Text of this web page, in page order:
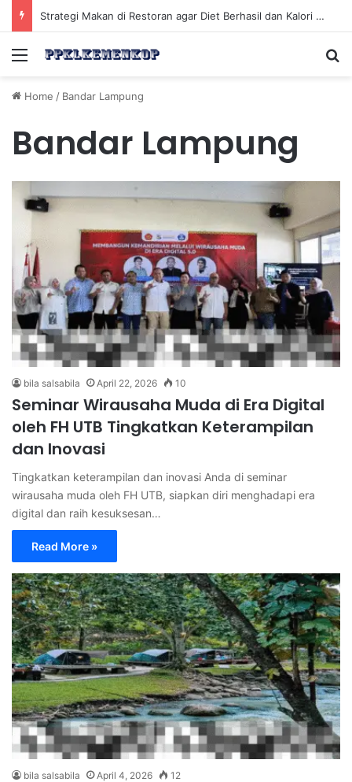
Strategi Makan di Restoran agar Diet Berhasil dan Kalori Tetap Terkontrol
Menu
Home / Bandar Lampung
Bandar Lampung
bila salsabila April 22, 2026 10
Seminar Wirausaha Muda di Era Digital
oleh FH UTB Tingkatkan Keterampilan
dan Inovasi
Tingkatkan keterampilan dan inovasi Anda di seminar
wirausaha muda oleh FH UTB, siapkan diri menghadapi era
digital dan raih kesuksesan…
Read More »
bila salsabila April 4, 2026 12